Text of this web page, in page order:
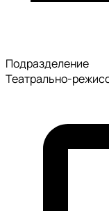
Подразделение
Театрально-